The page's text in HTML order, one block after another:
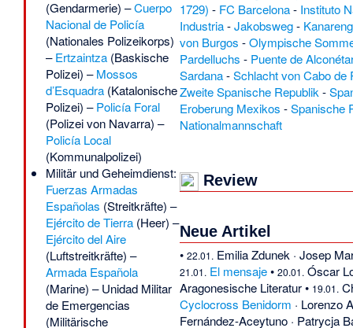
(Gendarmerie) –Cuerpo
Nacional de Policía
(Nationales Polizeikorps)
–Ertzaintza(Baskische
Polizei) –Mossos
d’Esquadra(Katalonische
Polizei) –Policía Foral
(Polizei von Navarra) –
Policía Local
(Kommunalpolizei)
Militär und Geheimdienst:
Fuerzas Armadas
Españolas (Streitkräfte) –
Ejército de Tierra(Heer) –
Ejército del Aire
(Luftstreitkräfte) –
Armada Española
(Marine) –Unidad Militar
de Emergencias
(Militärische
1729) - FC Barcelona- Instituto
Industria-Jakobsweg-
von Burgos -Olympische
Pardelluchs - Puente de
Sardana-Schlacht von Cabo de
Zweite Spanische Republik -
Eroberung Mexikos -Spanische
Nationalmannschaft
Review
Neue Artikel
•22.01. Emilia Zdunek ·Josep
21.01. El mensaje•20.01. Óscar
Aragonesische Literatur• 19.01.
Cyclocross Benidorm · Lorenzo
Fernández-Aceytuno · Patrycja